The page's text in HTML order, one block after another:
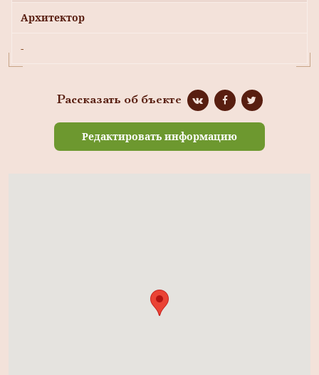
Архитектор
-
Рассказать об бъекте
Редактировать информацию